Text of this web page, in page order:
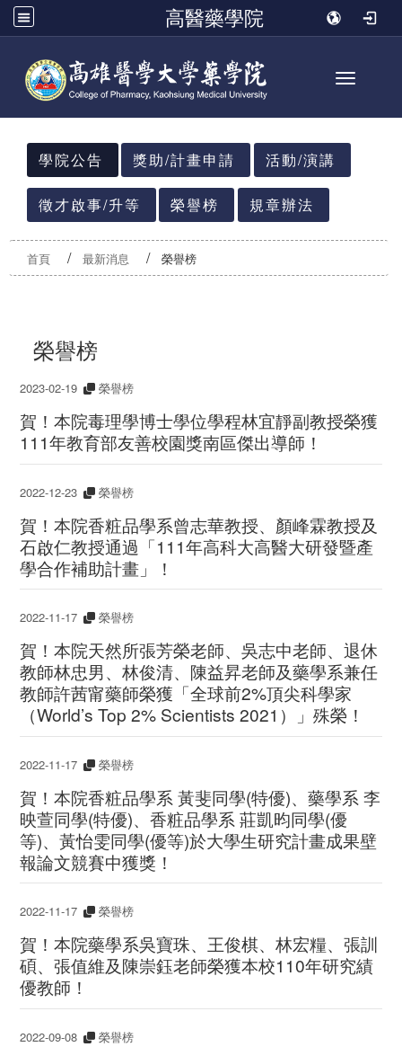
高醫藥學院
Toggle
:::
學院公告
獎助/計畫申請 活動/演講
徵才啟事/升等 榮譽榜 規章辦法
首頁 最新消息 榮譽榜
榮譽榜
2023-02-19 榮譽榜
賀！本院毒理學博士學位學程林宜靜副教授榮獲
111年教育部友善校園獎南區傑出導師！
2022-12-23 榮譽榜
賀！本院香粧品學系曾志華教授、顏峰霖教授及
石啟仁教授通過「111年高科大高醫大研發暨產
學合作補助計畫」！
2022-11-17 榮譽榜
賀！本院天然所張芳榮老師、吳志中老師、退休
教師林忠男、林俊清、陳益昇老師及藥學系兼任
教師許茜甯藥師榮獲「全球前2%頂尖科學家
（World’s Top 2% Scientists 2021）」殊榮！
2022-11-17 榮譽榜
賀！本院香粧品學系 黃斐同學(特優)、藥學系 李
映萱同學(特優)、香粧品學系 莊凱昀同學(優
等)、黃怡雯同學(優等)於大學生研究計畫成果壁
報論文競賽中獲獎！
2022-11-17 榮譽榜
賀！本院藥學系吳寶珠、王俊棋、林宏糧、張訓
碩、張值維及陳崇鈺老師榮獲本校110年研究績
優教師！
2022-09-08 榮譽榜